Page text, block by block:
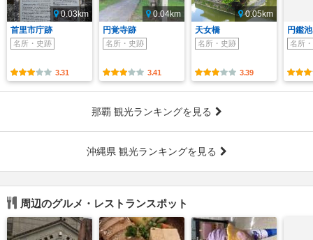
0.03km
首里市庁跡
名所・史跡
3.31
0.04km
円覚寺跡
名所・史跡
3.41
0.05km
天女橋
名所・史跡
3.39
円鑑池
名所
那覇 観光ランキングを見る
沖縄県 観光ランキングを見る
周辺のグルメ・レストランスポット